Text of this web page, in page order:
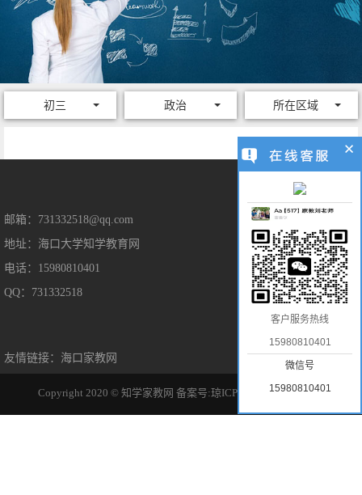
初三 政治 所在区域
邮箱：731332518@qq.com
地址：海口大学知学教育网
电话：15980810401
QQ：731332518
售后保障
售后服务
隐私保护
免责声明
友情链接： 海口家教网
Copyright 2020 © 知学家教网 备案号:琼ICP备2022014963号-1
客户服务热线
15980810401
微信号
15980810401